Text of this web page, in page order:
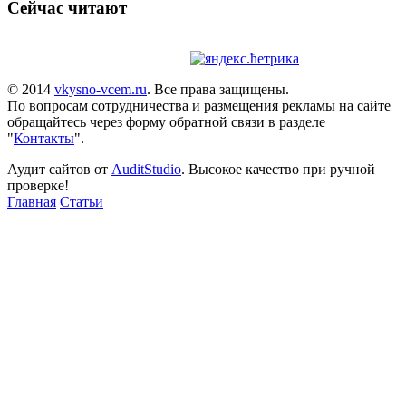
Сейчас читают
© 2014 vkysno-vcem.ru. Все права защищены.
По вопросам сотрудничества и размещения рекламы на сайте
обращайтесь через форму обратной связи в разделе
"Контакты".
Аудит сайтов от AuditStudio. Высокое качество при ручной
проверке!
Главная Статьи